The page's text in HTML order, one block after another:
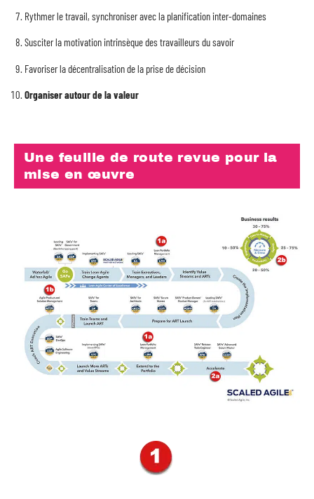
Rythmer le travail, synchroniser avec la planification inter-domaines
Susciter la motivation intrinsèque des travailleurs du savoir
Favoriser la décentralisation de la prise de décision
Organiser autour de la valeur
Une feuille de route revue pour la
mise en œuvre